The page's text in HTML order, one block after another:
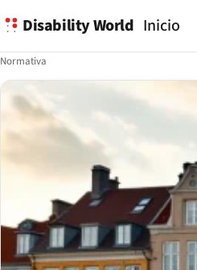
Disability World Inicio
Normativa